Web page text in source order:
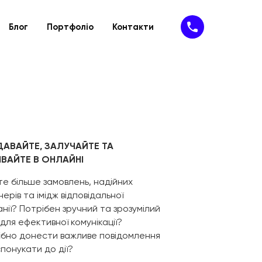
Блог Портфоліо Контакти
ЗАЛУЧАЙТЕ ТА
В ОНЛАЙНІ
більше замовлень, надійних
та імідж відповідальної
Потрібен зручний та зрозумілий
ефективної комунікації?
донести важливе повідомлення
до дії?